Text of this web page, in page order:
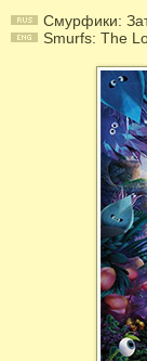
Смурфики:
Smurfs: The